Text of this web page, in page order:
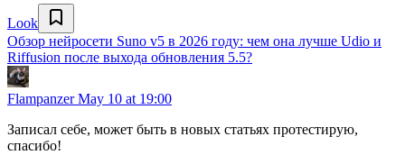
Look
Обзор нейросети Suno v5 в 2026 году: чем она лучше Udio и
Riffusion после выхода обновления 5.5?
FlampanzerMay 10 at 19:00
Записал себе, может быть в новых статьях протестирую,
спасибо!